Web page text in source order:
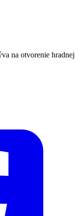
na otvorenie hradnej